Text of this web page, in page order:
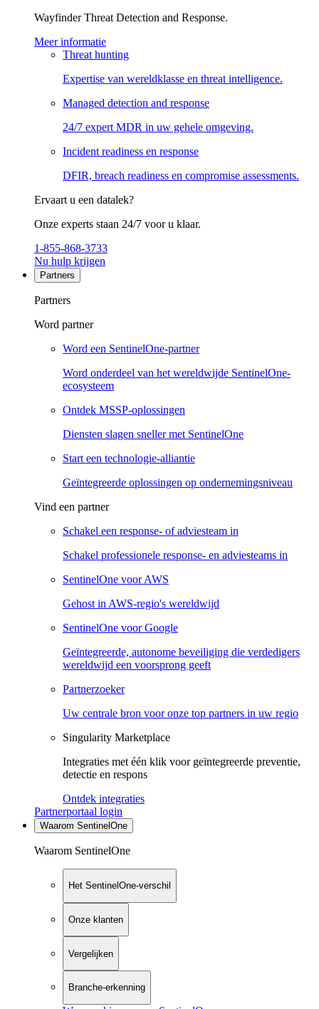
Wayfinder Threat Detection and Response.
Meer informatie
Threat hunting
Expertise van wereldklasse en threat intelligence.
Managed detection and response
24/7 expert MDR in uw gehele omgeving.
Incident readiness en response
DFIR, breach readiness en compromise assessments.
Ervaart u een datalek?
Onze experts staan 24/7 voor u klaar.
1-855-868-3733
Nu hulp krijgen
Partners
Partners
Word partner
Word een SentinelOne-partner
Word onderdeel van het wereldwijde SentinelOne-
ecosysteem
Ontdek MSSP-oplossingen
Diensten slagen sneller met SentinelOne
Start een technologie-alliantie
Geïntegreerde oplossingen op ondernemingsniveau
Vind een partner
Schakel een response- of adviesteam in
Schakel professionele response- en adviesteams in
SentinelOne voor AWS
Gehost in AWS-regio's wereldwijd
SentinelOne voor Google
Geïntegreerde, autonome beveiliging die verdedigers
wereldwijd een voorsprong geeft
Partnerzoeker
Uw centrale bron voor onze top partners in uw regio
Singularity Marketplace
Integraties met één klik voor geïntegreerde preventie,
detectie en respons
Ontdek integraties
Partnerportaal login
Waarom SentinelOne
Waarom SentinelOne
Het SentinelOne-verschil
Onze klanten
Vergelijken
Branche-erkenning